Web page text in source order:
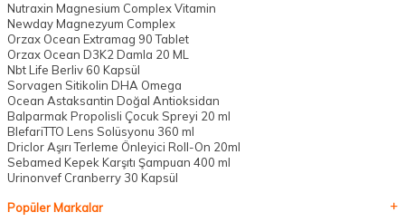
Nutraxin Magnesium Complex Vitamin
Newday Magnezyum Complex
Orzax Ocean Extramag 90 Tablet
Orzax Ocean D3K2 Damla 20 ML
Nbt Life Berliv 60 Kapsül
Sorvagen Sitikolin DHA Omega
Ocean Astaksantin Doğal Antioksidan
Balparmak Propolisli Çocuk Spreyi 20 ml
BlefariTTO Lens Solüsyonu 360 ml
Driclor Aşırı Terleme Önleyici Roll-On 20ml
Sebamed Kepek Karşıtı Şampuan 400 ml
Urinonvef Cranberry 30 Kapsül
Popüler Markalar